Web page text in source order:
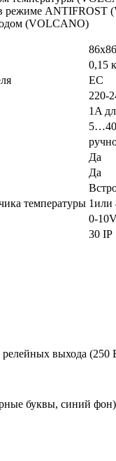
в режиме
(VOLCANO)
0,15
EС
220-
1A
Да
Да
температуры 1или
0-
30 IP
выхода
буквы, синий фон)